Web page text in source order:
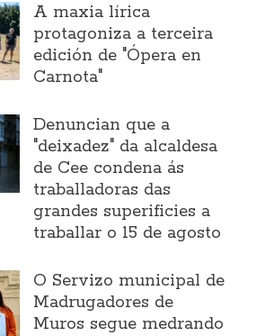
A maxia lírica
protagoniza a terceira
edición de "Ópera en
Carnota"
Denuncian que a
"deixadez" da alcaldesa
de Cee condena ás
traballadoras das
grandes superificies a
traballar o 15 de agosto
O Servizo municipal de
Madrugadores de
Muros segue medrando